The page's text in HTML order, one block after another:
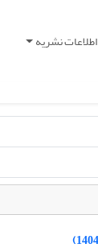
اطلاعات نشریه